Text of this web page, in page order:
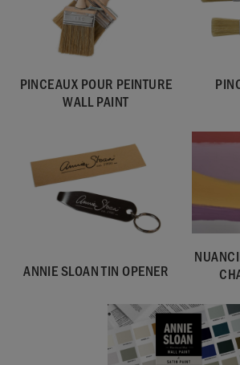
Éliminer le contenu/récipient dans le lieu
conformément à la réglementation
WPSK001.2L01.01
5060621622529
PINCEAUX POUR PEINTURE
WALL PAINT
ANNIE SLOAN TIN OPENER